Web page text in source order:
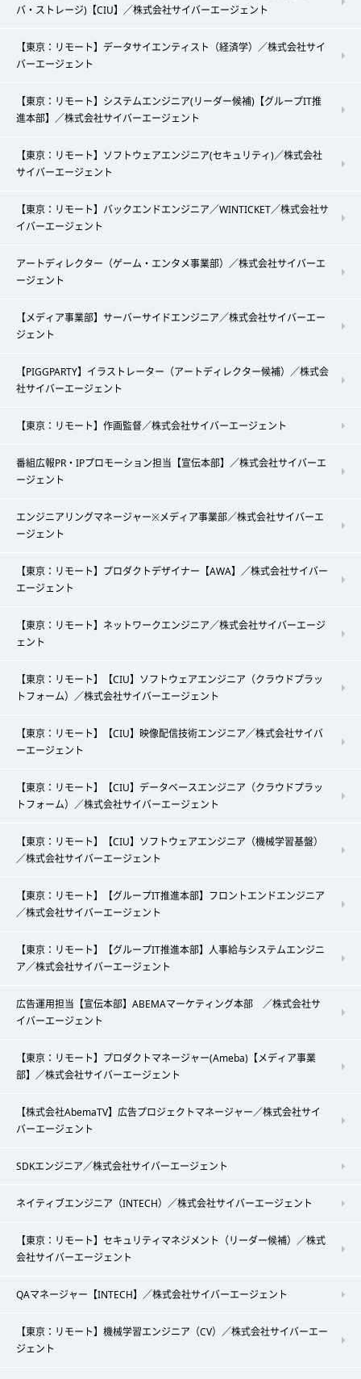
バ・ストレージ)【CIU】／株式会社サイバーエージェント
【東京：リモート】データサイエンティスト（経済学）／株式会社サイ
バーエージェント
【東京：リモート】システムエンジニア(リーダー候補)【グループIT推
進本部】／株式会社サイバーエージェント
【東京：リモート】ソフトウェアエンジニア(セキュリティ)／株式会社
サイバーエージェント
【東京：リモート】バックエンドエンジニア／WINTICKET／株式会社サ
イバーエージェント
アートディレクター（ゲーム・エンタメ事業部）／株式会社サイバーエ
ージェント
【メディア事業部】サーバーサイドエンジニア／株式会社サイバーエー
ジェント
【PIGGPARTY】イラストレーター（アートディレクター候補）／株式会
社サイバーエージェント
【東京：リモート】作画監督／株式会社サイバーエージェント
番組広報PR・IPプロモーション担当【宣伝本部】／株式会社サイバーエ
ージェント
エンジニアリングマネージャー※メディア事業部／株式会社サイバーエ
ージェント
【東京：リモート】プロダクトデザイナー【AWA】／株式会社サイバー
エージェント
【東京：リモート】ネットワークエンジニア／株式会社サイバーエージ
ェント
【東京：リモート】【CIU】ソフトウェアエンジニア（クラウドプラッ
トフォーム）／株式会社サイバーエージェント
【東京：リモート】【CIU】映像配信技術エンジニア／株式会社サイバ
ーエージェント
【東京：リモート】【CIU】データベースエンジニア（クラウドプラッ
トフォーム）／株式会社サイバーエージェント
【東京：リモート】【CIU】ソフトウェアエンジニア（機械学習基盤）
／株式会社サイバーエージェント
【東京：リモート】【グループIT推進本部】フロントエンドエンジニア
／株式会社サイバーエージェント
【東京：リモート】【グループIT推進本部】人事給与システムエンジニ
ア／株式会社サイバーエージェント
広告運用担当【宣伝本部】ABEMAマーケティング本部 ／株式会社サ
イバーエージェント
【東京：リモート】プロダクトマネージャー(Ameba)【メディア事業
部】／株式会社サイバーエージェント
【株式会社AbemaTV】広告プロジェクトマネージャー／株式会社サイ
バーエージェント
SDKエンジニア／株式会社サイバーエージェント
ネイティブエンジニア（INTECH）／株式会社サイバーエージェント
【東京：リモート】セキュリティマネジメント（リーダー候補）／株式
会社サイバーエージェント
QAマネージャー【INTECH】／株式会社サイバーエージェント
【東京：リモート】機械学習エンジニア（CV）／株式会社サイバーエー
ジェント